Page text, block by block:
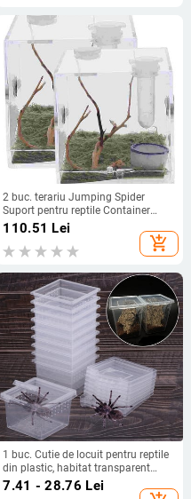
2 buc. terariu Jumping Spider
Suport pentru reptile Container
Reptile reproducere insecte Habitat
Carcasă melc acrilic incintă
110.51 Lei
add_shopping_cart
1 buc. Cutie de locuit pentru reptile
din plastic, habitat transparent
pentru terariu pentru reptile, furnici
păianjen scorpion, hrănire pentru
7.41 - 28.76 Lei